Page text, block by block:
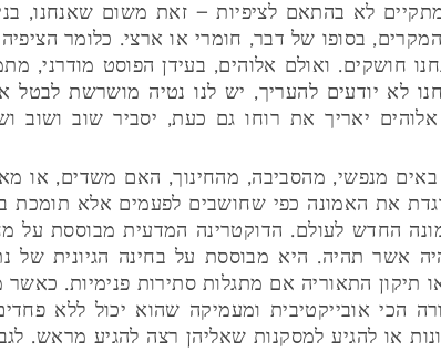
לא בהתאם לציפיות – זאת משום שאנחנו,
בסופו של דבר, חומרי או ארצי. כלומר
חושקים. ואולם אלוהים, בעידן הפוסט מודרני,
לא יודעים להעריך, יש לנו נטיה מושרשת
יאריך את רוחו גם כעת, יסביר שוב ושוב
מנפשי, מהסביבה, מהחינוך, האם משדים, או
את האמונה כפי שחושבים לפעמים אלא תומכת
החדש לעולם. הדוקטרינה המדעית מבוססת על
תהיה. היא מבוססת על בחינה הגיונית של
תיקון התאוריה אם מתגלות סתירות פנימיות.
הכי אובייקטיבית ומעמיקה שהוא יכול ללא
או להגיע למסקנות שאליהן רצה להגיע מראש.